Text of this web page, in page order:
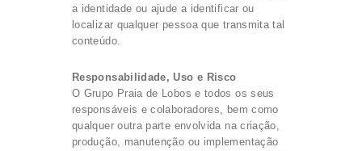
a identidade ou ajude a identificar ou
localizar qualquer pessoa que transmita tal
conteúdo.
Responsabilidade, Uso e Risco
O Grupo Praia de Lobos e todos os seus
responsáveis e colaboradores, bem como
qualquer outra parte envolvida na criação,
produção, manutenção ou implementação